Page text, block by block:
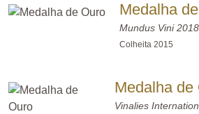
Medalha
Mundus Vini
Colheita 2015
Medalha de
Vinalies